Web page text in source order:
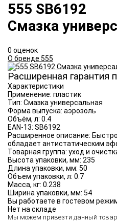
555 SB6192
Смазка
0 оценок
О бренде 555
Расширенная гарантия
Характеристики
Применение: пластик
Тип: Смазка универсальная
Форма выпуска: аэрозоль
Объём, л: 0.4
EAN-13: SB6192
Расширенное описание:
обладает антистатическим
Товарная группа: уход и
Высота упаковки, мм: 235
Длина упаковки, мм: 50
Объем упаковки, л: 0.7
Масса, кг: 0.238
Ширина упаковки, мм: 54
Вы работаете в гостевом
Нет на складе
Мы можем привезти данный товар